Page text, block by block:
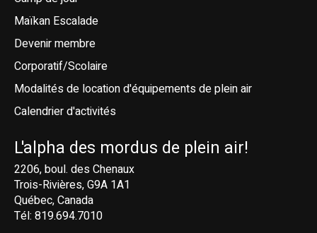
Maïkan Escalade
Devenir membre
Corporatif/Scolaire
Modalités de location d'équipements de plein air
Calendrier d'activités
L'alpha des mordus de plein air!
2206, boul. des Chenaux
Trois-Rivières, G9A 1A1
Québec, Canada
Tél: 819.694.7010